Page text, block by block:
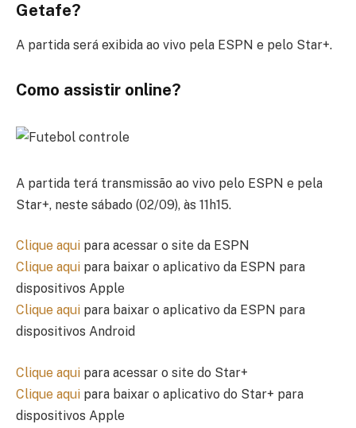
Getafe?
A partida será exibida ao vivo pela ESPN e pelo Star+.
Como assistir online?
A partida terá transmissão ao vivo pelo ESPN e pela
Star+, neste sábado (02/09), às 11h15.
Clique aqui para acessar o site da ESPN
Clique aqui para baixar o aplicativo da ESPN para
dispositivos Apple
Clique aqui para baixar o aplicativo da ESPN para
dispositivos Android
Clique aqui para acessar o site do Star+
Clique aqui para baixar o aplicativo do Star+ para
dispositivos Apple